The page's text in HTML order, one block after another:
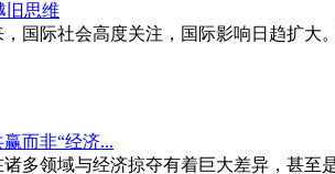
旧思维
，国际社会高度关注，国际影响日趋扩
而非“经济...
多领域与经济掠夺有着巨大差异，甚